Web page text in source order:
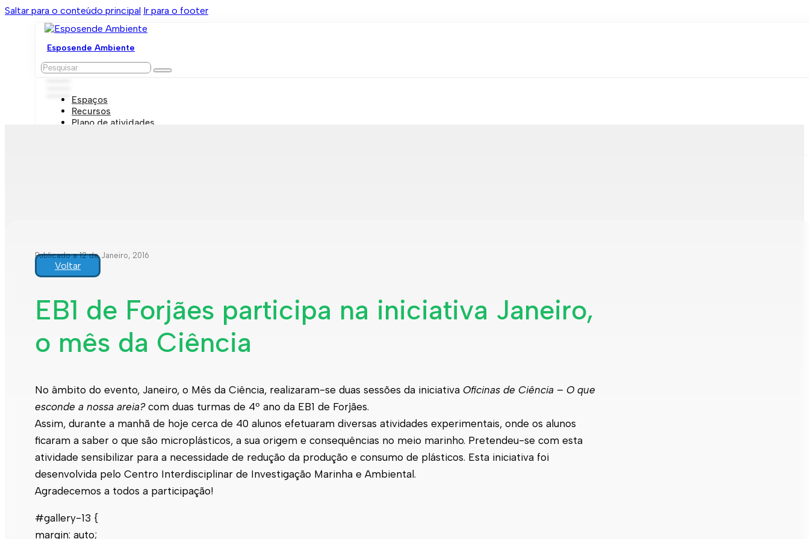
Saltar para o conteúdo principal Ir para o footer
Esposende Ambiente
Pesquisar
Espaços
Recursos
Plano de atividades
Publicado a 12 de Janeiro, 2016
Voltar
EB1 de Forjães participa na iniciativa Janeiro,
o mês da Ciência
No âmbito do evento, Janeiro, o Mês da Ciência, realizaram-se duas sessões da iniciativa Oficinas de Ciência – O que
esconde a nossa areia?com duas turmas de 4º ano da EB1 de Forjães.
Assim, durante a manhã de hoje cerca de 40 alunos efetuaram diversas atividades experimentais, onde os alunos
ficaram a saber o que são microplásticos, a sua origem e consequências no meio marinho. Pretendeu-se com esta
atividade sensibilizar para a necessidade de redução da produção e consumo de plásticos. Esta iniciativa foi
desenvolvida pelo Centro Interdisciplinar de Investigação Marinha e Ambiental.
Agradecemos a todos a participação!
#gallery-13 {
margin: auto;